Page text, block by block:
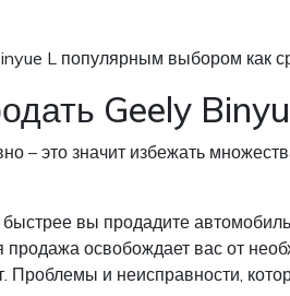
L популярным выбором как
Geely
– это значит избежать
вы продадите
освобождает вас от
Проблемы и неисправности,